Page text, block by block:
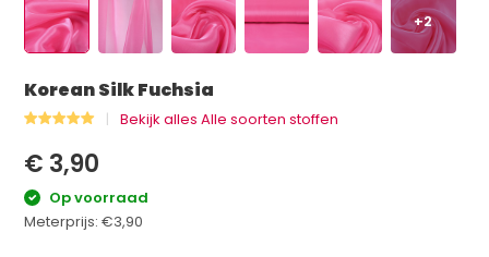
+2
Korean Silk Fuchsia
Bekijk alles Alle soorten stoffen
€ 3,90
Op voorraad
Meterprijs:€3,90